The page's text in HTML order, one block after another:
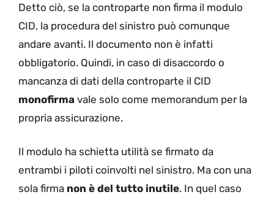
Detto ciò, se la controparte non firma il modulo
CID, la procedura del sinistro può comunque
andare avanti. Il documento non è infatti
obbligatorio. Quindi, in caso di disaccordo o
mancanza di dati della controparte il CID
monofirma vale solo come memorandum per la
propria assicurazione.
Il modulo ha schietta utilità se firmato da
entrambi i piloti coinvolti nel sinistro. Ma con una
sola firma non è del tutto inutile. In quel caso